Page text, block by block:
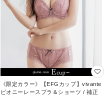
《限定カラー》【EFGカップ】vivante
ピオニーレースブラ＆ショーツ / 補正